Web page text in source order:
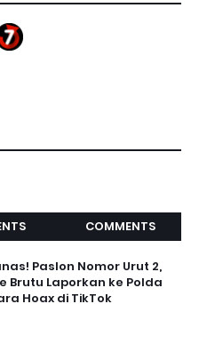
COMMENTS
Paslon Nomor Urut 2,
Brutu Laporkan ke Polda
Hoax di TikTok